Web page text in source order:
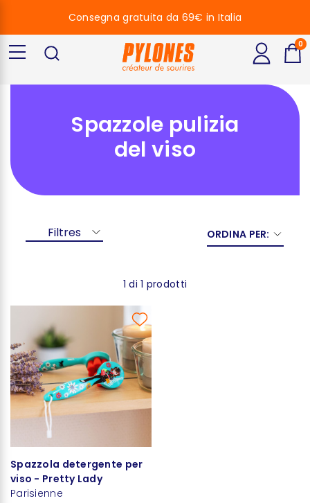
Spazzole pulizia
del viso
Filtres ORDINA PER:
1 di 1 prodotti
Spazzola detergente per
viso - Pretty Lady
Parisienne
Consegna gratuita da 69€ in Italia
0